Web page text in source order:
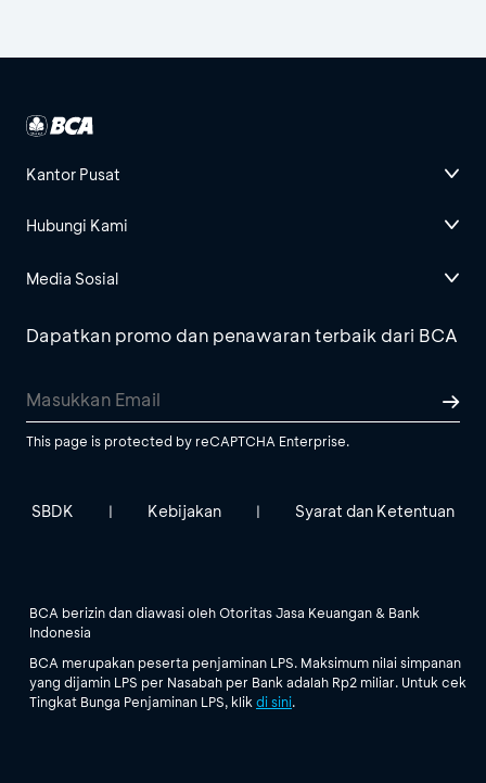
Kantor Pusat
Hubungi Kami
Media Sosial
Dapatkan promo dan penawaran terbaik dari BCA
This page is protected by reCAPTCHA Enterprise.
SBDK | Kebijakan | Syarat dan Ketentuan
BCA berizin dan diawasi oleh Otoritas Jasa Keuangan & Bank
Indonesia
BCA merupakan peserta penjaminan LPS. Maksimum nilai simpanan
yang dijamin LPS per Nasabah per Bank adalah Rp2 miliar. Untuk cek
Tingkat Bunga Penjaminan LPS, klik di sini.